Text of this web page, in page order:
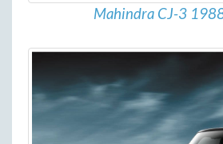
Mahindra CJ-3